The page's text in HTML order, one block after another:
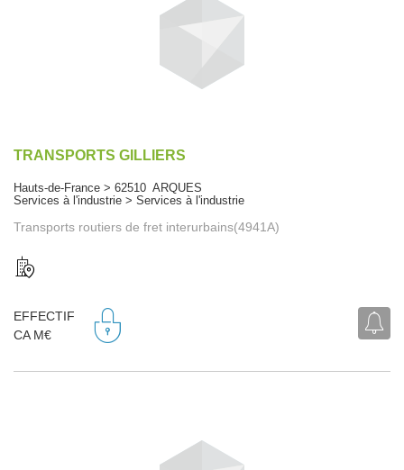
TRANSPORTS GILLIERS
Hauts-de-France > 62510 ARQUES
Services à l'industrie > Services à l'industrie
Transports routiers de fret interurbains(4941A)
EFFECTIF
CA M€